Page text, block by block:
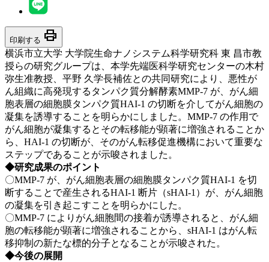
印刷する print
横浜市立大学 大学院生命ナノシステム科学研究科 東 昌市教
授らの研究グループは、本学先端医科学研究センターの木村
弥生准教授、平野 久学長補佐との共同研究により、悪性が
ん組織に高発現するタンパク質分解酵素MMP-7 が、がん細
胞表層の細胞膜タンパク質HAI-1 の切断を介してがん細胞の
凝集を誘導することを明らかにしました。MMP-7 の作用で
がん細胞が凝集するとその転移能が顕著に増強されることか
ら、HAI-1 の切断が、そのがん転移促進機構において重要な
ステップであることが示唆されました。
◆研究成果のポイント
〇MMP-7 が、がん細胞表層の細胞膜タンパク質HAI-1 を切
断することで産生されるHAI-1 断片（sHAI-1）が、がん細胞
の凝集を引き起こすことを明らかにした。
〇MMP-7 によりがん細胞間の接着が誘導されると、がん細
胞の転移能が顕著に増強されることから、sHAI-1 はがん転
移抑制の新たな標的分子となることが示唆された。
◆今後の展開